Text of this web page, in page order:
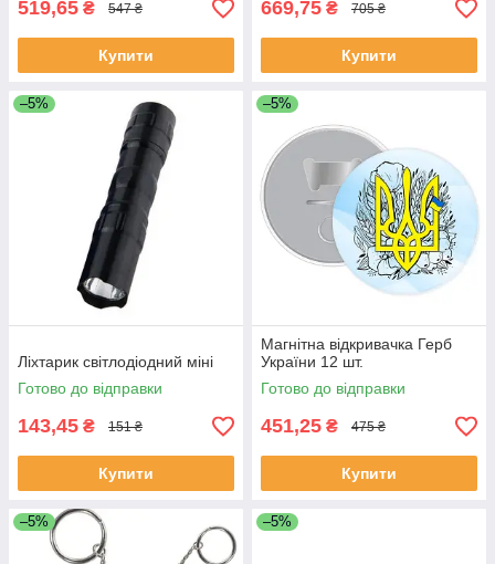
519,65 ₴ 547 ₴
Купити
669,75 ₴ 705 ₴
Купити
–5%
Ліхтарик світлодіодний міні
Готово до відправки
143,45 ₴ 151 ₴
Купити
–5%
Магнітна відкривачка Герб
України 12 шт.
Готово до відправки
451,25 ₴ 475 ₴
Купити
–5% –5%